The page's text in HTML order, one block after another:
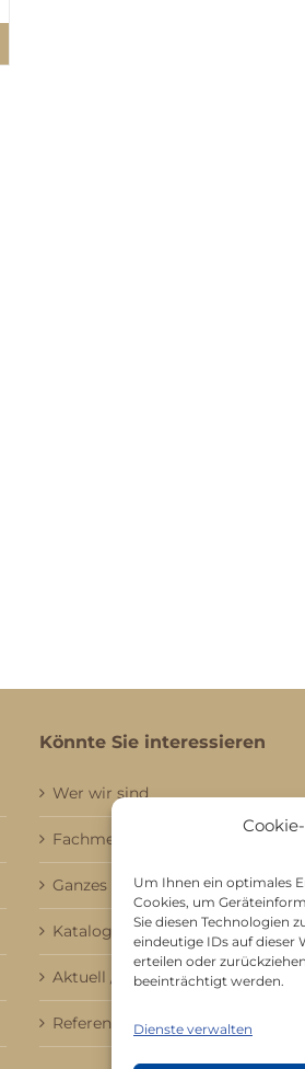
Um Ihnen ein optimales
Cookies, um
Sie diesen Technologien
eindeutige IDs auf dieser
erteilen oder
beeinträchtigt werden.
Dienste verwalten
Könnte Sie interessieren
Wer wir sind
Fachmessebesuch
Ganzes Sortiment
Kataloge
Aktuell / Saison
Referenzen